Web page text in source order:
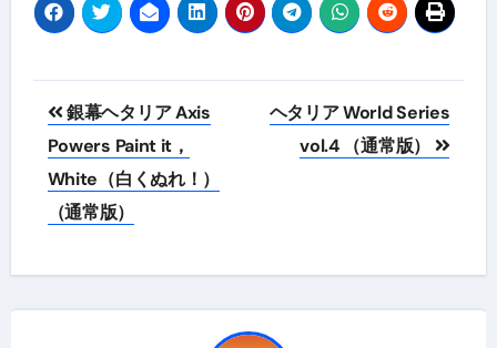
投
稿
ナ
ビ
ゲ
銀幕ヘタリア Axis
Powers Paint it，
White（白くぬれ！）
（通常版）
ヘタリア World Series
vol.4 （通常版）